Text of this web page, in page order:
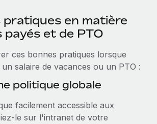
pratiques en matière
payés et de PTO
ces bonnes pratiques lorsque
salaire de vacances ou un PTO :
politique globale
facilement accessible aux
le sur l'intranet de votre